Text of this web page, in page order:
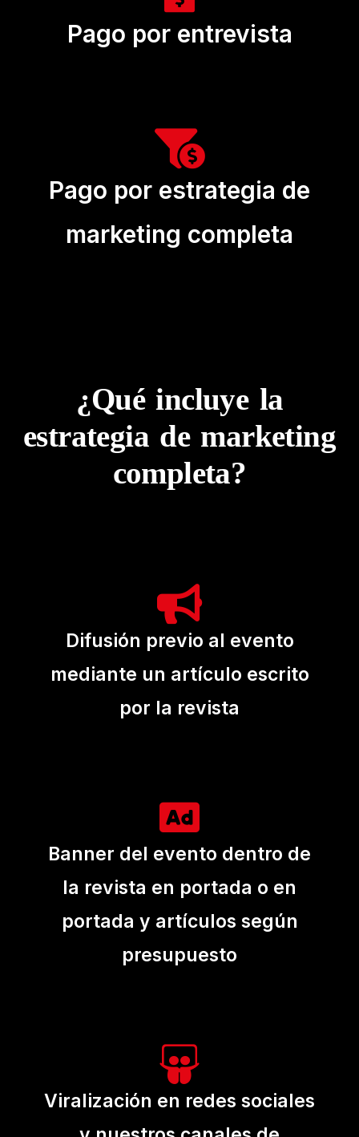
Pago por entrevista
Pago por estrategia de
marketing completa
¿Qué incluye la
estrategia de marketing
completa?
Difusión previo al evento
mediante un artículo escrito
por la revista
Banner del evento dentro de
la revista en portada o en
portada y artículos según
presupuesto
Viralización en redes sociales